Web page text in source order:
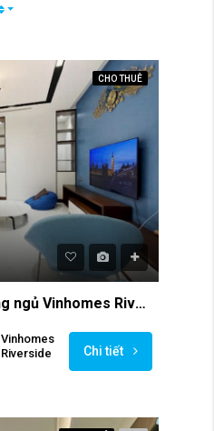
CHO THUÊ
Cho thuê biệt thự 4 phòng ngủ Vinhomes Riverside sáng đẹp,không khí trong lành.
Vinhomes
Riverside
Chi tiết